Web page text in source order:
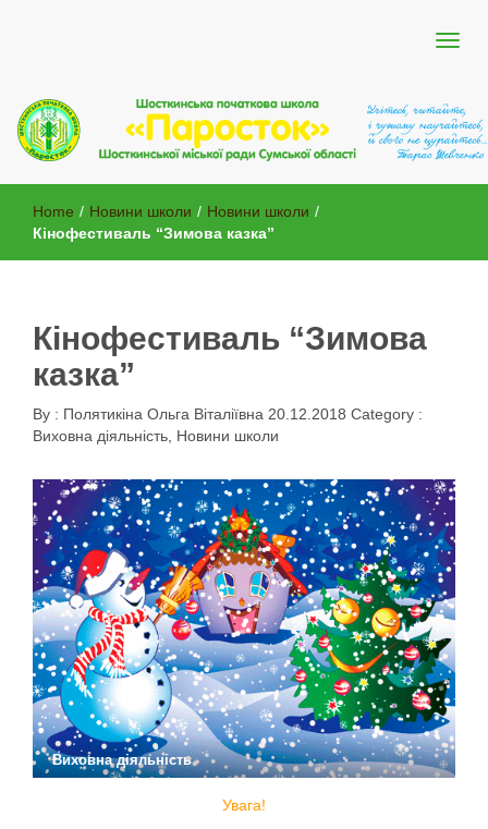
Шосткинська початкова школа
"Паросток"
Home / Новини школи / Новини школи /
Кінофестиваль “Зимова казка”
Кінофестиваль “Зимова
казка”
By : Полятикіна Ольга Віталіївна 20.12.2018 Category :
Виховна діяльність, Новини школи
Виховна діяльність
Увага!